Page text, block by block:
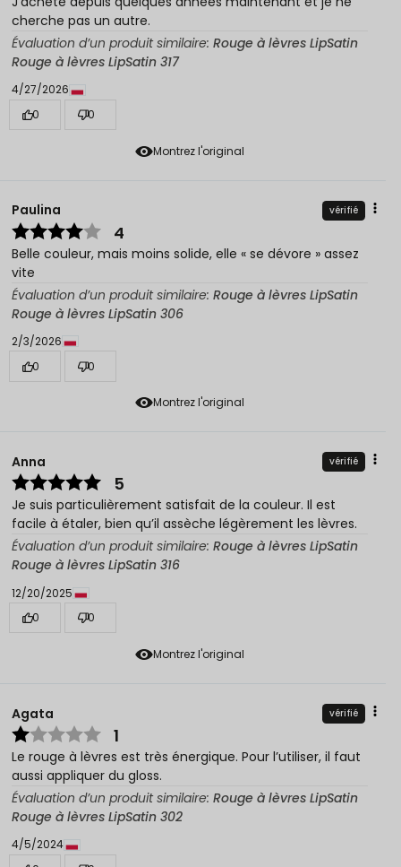
Montrez l'original
cherche pas un autre.
Évaluation d’un produit similaire: Rouge à lèvres LipSatin
Rouge à lèvres LipSatin 317
4/27/2026
0
0
Montrez l'original
Paulina vérifié
4
Belle couleur, mais moins solide, elle « se dévore » assez
vite
Évaluation d’un produit similaire: Rouge à lèvres LipSatin
Rouge à lèvres LipSatin 306
2/3/2026
0
0
Montrez l'original
Anna vérifié
5
Je suis particulièrement satisfait de la couleur. Il est
facile à étaler, bien qu’il assèche légèrement les lèvres.
Évaluation d’un produit similaire: Rouge à lèvres LipSatin
Rouge à lèvres LipSatin 316
12/20/2025
0
0
Agata vérifié
1
Le rouge à lèvres est très énergique. Pour l’utiliser, il faut
aussi appliquer du gloss.
Évaluation d’un produit similaire: Rouge à lèvres LipSatin
Rouge à lèvres LipSatin 302
4/5/2024